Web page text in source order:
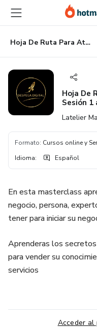
principal
página
de
página
Hoja De Ruta Para Atraer Clientes Con Sesión 1 a 1
Hoja De
Sesión 1
Latelier
Formato: Cursos online y
Idioma: Español
En esta masterclass
negocio, persona,
tener para iniciar su
Aprenderas los
para vender su
servicios
Acceder al